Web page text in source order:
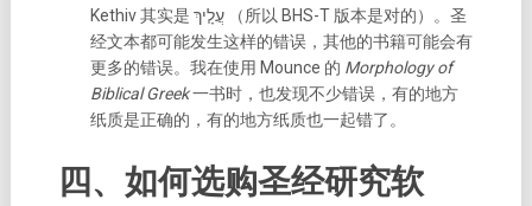
Kethiv 其实是 עֲלָ֤יךְ （所以 BHS-T 版本是对的）。 圣
经文本都可能发生这样的错误，其他的书籍可能会有
更多的错误。我在使用 Mounce 的 Morphology of
Biblical Greek一书时，也发现不少错误，有的地方
纸质是正确的，有的地方纸质也一起错了。
四、如何选购圣经研究软